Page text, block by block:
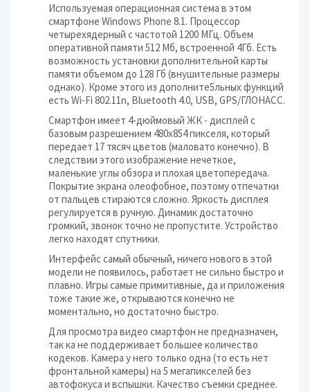
Используемая операционная система в этом
смартфоне Windows Phone 8.1. Процессор
четырехядерный с частотой 1200 МГц. Объем
оперативной памяти 512 Мб, встроенной 4Гб. Есть
возможность установки дополнительной карты
памяти объемом до 128 Гб (внушительные размеры
однако). Кроме этого из дополните5льных функций
есть Wi-Fi 802.11n, Bluetooth 4.0, USB, GPS/ГЛОНАСС.
Смартфон имеет 4-дюймовый ЖК - дисплей с
базовым разрешением 480х854 пикселя, который
передает 17 тясяч цветов (маловато конечно). В
следствии этого изображение нечеткое,
маленькие углы обзора и плохая цветопередача.
Покрытие экрана олеофобное, поэтому отпечатки
от пальцев стираются сложно. Яркость дисплея
регулируется в ручную. Динамик достаточно
громкий, звонок точно не пропустите. Устройство
легко находят спутники.
Интерфейс самый обычный, ничего нового в этой
модели не появилось, работает не сильно быстро и
плавно. Игры самые примитивные, да и приложения
тоже такие же, открываются конечно не
моментально, но достаточно быстро.
Для просмотра видео смартфон не предназначен,
так ка не поддерживает большее количество
кодеков. Камера у него только одна (то есть нет
фронтальной камеры) на 5 мегапикселей без
автофокуса и вспышки. Качество съемки среднее.